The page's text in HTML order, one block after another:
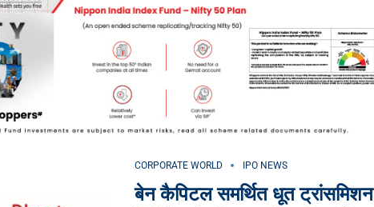
CORPORATE WORLD IPO NEWS
बेन कैपिटल समर्थित धूत ट्रांसमिशन